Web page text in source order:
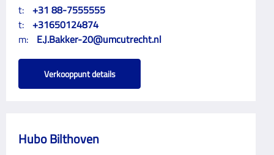
t: +31 88-7555555
t: +31650124874
m:
E.J.Bakker-20@umcutrecht.nl
Verkooppunt details
Hubo Bilthoven